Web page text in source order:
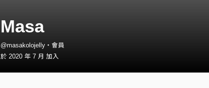
Masa
@masakolojelly・會員
於 2020 年 7 月 加入